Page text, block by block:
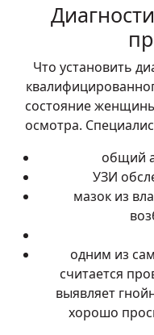
Что установить
состояние
осмотра.
общий
УЗИ
мазок из
одним из
считается
выявляет
хорошо